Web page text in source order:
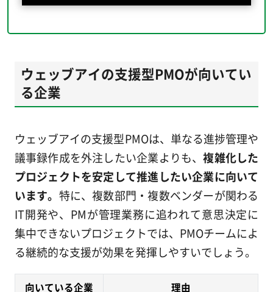
ウェッブアイの支援型PMOが向いてい
る企業
ウェッブアイの支援型PMOは、単なる進捗管理や
議事録作成を外注したい企業よりも、複雑化した
プロジェクトを安定して推進したい企業に向いて
います。 特に、複数部門・複数ベンダーが関わる
IT開発や、PMが管理業務に追われて意思決定に
集中できないプロジェクトでは、PMOチームによ
る継続的な支援が効果を発揮しやすいでしょう。
向いている企業
理由